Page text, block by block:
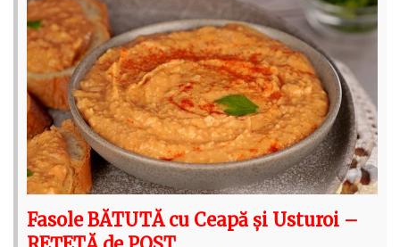
Fasole BĂTUTĂ cu Ceapă și Usturoi –